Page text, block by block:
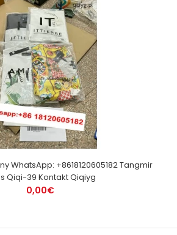
WhatsApp: +8618120605182 Tangmir
Qiqi-39 Kontakt Qiqiyg
0,00€